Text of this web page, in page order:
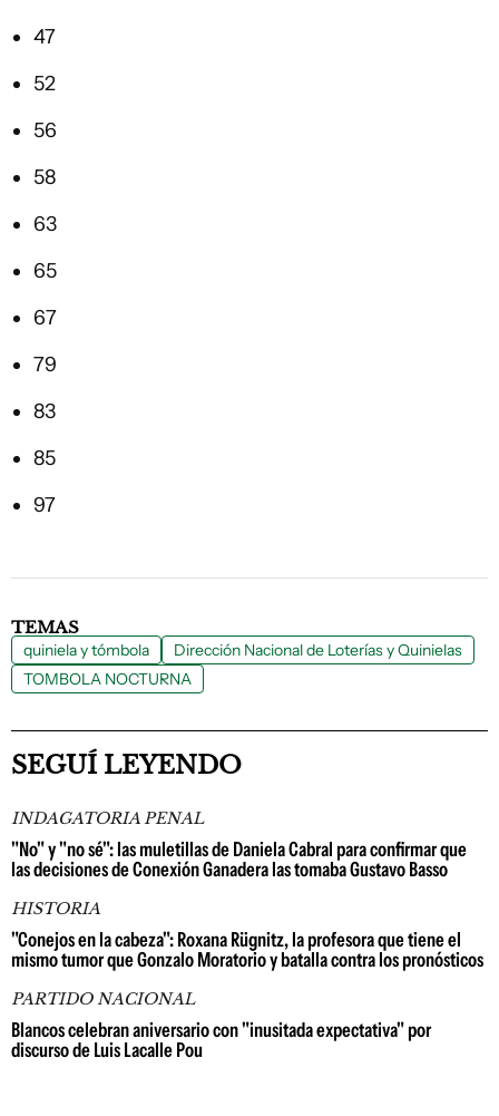
47
52
56
58
63
65
67
79
83
85
97
TEMAS
quiniela y tómbola
Dirección Nacional de Loterías y Quinielas
TOMBOLA NOCTURNA
SEGUÍ LEYENDO
INDAGATORIA PENAL
"No" y "no sé": las muletillas de Daniela Cabral para confirmar que
las decisiones de Conexión Ganadera las tomaba Gustavo Basso
HISTORIA
"Conejos en la cabeza": Roxana Rügnitz, la profesora que tiene el
mismo tumor que Gonzalo Moratorio y batalla contra los pronósticos
PARTIDO NACIONAL
Blancos celebran aniversario con "inusitada expectativa" por
discurso de Luis Lacalle Pou